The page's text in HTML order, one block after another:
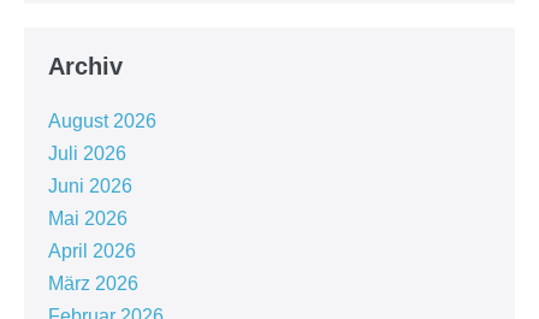
Archiv
August 2026
Juli 2026
Juni 2026
Mai 2026
April 2026
März 2026